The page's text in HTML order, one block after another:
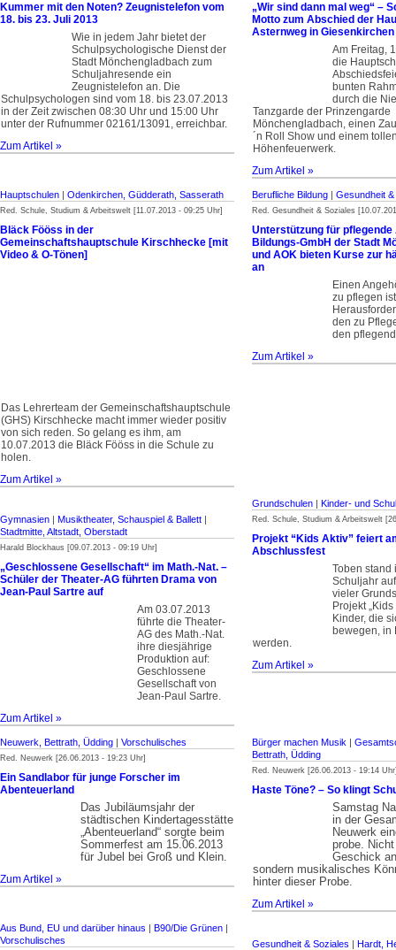
Kummer mit den Noten? Zeugnistelefon vom
18. bis 23. Juli 2013
Wie in jedem Jahr bietet der
Schulpsychologische Dienst der
Stadt Mönchengladbach zum
Schuljahresende ein
Zeugnistelefon an. Die
Schulpsychologen sind vom 18. bis 23.07.2013
in der Zeit zwischen 08:30 Uhr und 15:00 Uhr
unter der Rufnummer 02161/13091, erreichbar.
Zum Artikel »
„Wir sind dann mal weg“ –
Motto zum Abschied der
Asternweg in Giesenkirchen
Am Freitag,
die
bunten
durch die
Tanzgarde der Prinzengarde
Mönchengladbach, einen
´n Roll Show und einem
Höhenfeuerwerk.
Zum Artikel »
Hauptschulen | Odenkirchen, Güdderath, Sasserath
Red. Schule, Studium & Arbeitswelt [11.07.2013 - 09:25 Uhr]
Bläck Fööss in der
Gemeinschaftshauptschule Kirschhecke [mit
Video & O-Tönen]
Das Lehrerteam der Gemein­schafts­haupt­schule
(GHS) Kirschhecke macht immer wieder positiv
von sich reden. So gelang es ihm, am
10.07.2013 die Bläck Fööss in die Schule zu
holen.
Zum Artikel »
Berufliche Bildung | Gesundheit
Red. Gesundheit & Soziales
Unterstützung für pflegende
Bildungs-GmbH der Stadt
und AOK bieten Kurse zur
an
Einen
zu pflegen
den zu
den
Zum Artikel »
Gymnasien | Musiktheater, Schauspiel & Ballett |
Stadtmitte, Altstadt, Oberstadt
Harald Blockhaus [09.07.2013 - 09:19 Uhr]
„Geschlossene Gesellschaft“ im Math.-Nat. –
Schüler der Theater-AG führten Drama von
Jean-Paul Sartre auf
Am 03.07.2013
führte die Theater-
AG des Math.-Nat.
ihre diesjährige
Produktion auf:
Geschlossene
Gesellschaft von
Jean-Paul Sartre.
Zum Artikel »
Grundschulen | Kinder- und
Red. Schule, Studium & Arbeitswelt
Projekt “Kids Aktiv” feiert
Abschlussfest
Toben stand
Schuljahr
vieler
Projekt
Kinder, die
bewegen, in
werden.
Zum Artikel »
Neuwerk, Bettrath, Üdding | Vorschulisches
Red. Neuwerk [26.06.2013 - 19:23 Uhr]
Ein Sandlabor für junge Forscher im
Abenteuerland
Das Jubiläumsjahr der
städtischen Kindertagesstätte
„Abenteuerland“ sorgte beim
Sommerfest am 15.06.2013
für Jubel bei Groß und Klein.
Zum Artikel »
Bürger machen Musik |
Bettrath, Üdding
Red. Neuwerk [26.06.2013 - 19:14
Haste Töne? – So klingt
Samstag
in der
Neuwerk
probe.
Geschick
sondern musikalisches
hinter dieser Probe.
Zum Artikel »
Aus Bund, EU und darüber hinaus | B90/Die Grünen |
Vorschulisches
Gesundheit & Soziales | Hardt,